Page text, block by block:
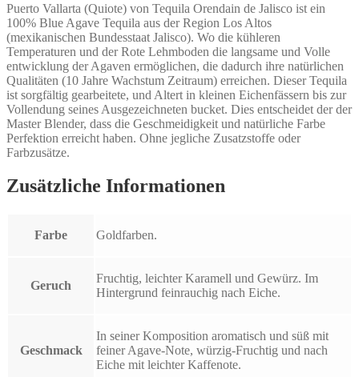
Puerto Vallarta (Quiote) von Tequila Orendain de Jalisco ist ein
100% Blue Agave Tequila aus der Region Los Altos
(mexikanischen Bundesstaat Jalisco). Wo die kühleren
Temperaturen und der Rote Lehmboden die langsame und Volle
entwicklung der Agaven ermöglichen, die dadurch ihre natürlichen
Qualitäten (10 Jahre Wachstum Zeitraum) erreichen. Dieser Tequila
ist sorgfältig gearbeitete, und Altert in kleinen Eichenfässern bis zur
Vollendung seines Ausgezeichneten bucket. Dies entscheidet der der
Master Blender, dass die Geschmeidigkeit und natürliche Farbe
Perfektion erreicht haben. Ohne jegliche Zusatzstoffe oder
Farbzusätze.
Zusätzliche Informationen
Farbe Goldfarben.
Geruch
Fruchtig, leichter Karamell und Gewürz. Im
Hintergrund feinrauchig nach Eiche.
Geschmack
In seiner Komposition aromatisch und süß mit
feiner Agave-Note, würzig-Fruchtig und nach
Eiche mit leichter Kaffenote.